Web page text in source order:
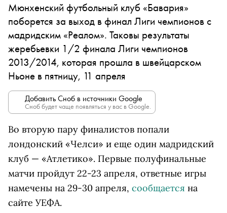
Мюнхенский футбольный клуб «Бавария»
поборется за выход в финал Лиги чемпионов с
мадридским «Реалом». Таковы результаты
жеребьевки 1/2 финала Лиги чемпионов
2013/2014, которая прошла в швейцарском
Ньоне в пятницу, 11 апреля
Добавить Сноб в источники Google
Сноб будет чаще появляться у вас в Google.
Во вторую пару финалистов попали
лондонский «Челси» и еще один мадридский
клуб — «Атлетико». Первые полуфинальные
матчи пройдут 22-23 апреля, ответные игры
намечены на 29-30 апреля, сообщается на
сайте УЕФА.